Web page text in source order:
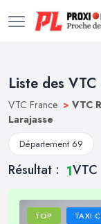
Liste des
VTC France > VTC
Larajasse
Département 69
Résultat : 1VTC
TOP TAXI